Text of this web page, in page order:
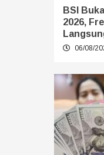
BSI
2026,
06/08/